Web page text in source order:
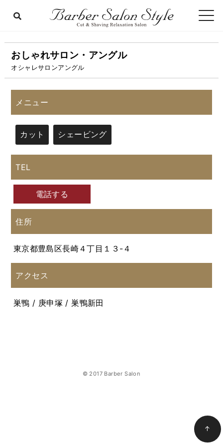
おしゃれサロン・アングル
オシャレサロンアングル
メニュー
カット シェービング
TEL
電話する
住所
東京都豊島区長崎４丁目１３-４
アクセス
巣鴨 / 庚申塚 / 巣鴨新田
© 2017 Barber Salon
↑